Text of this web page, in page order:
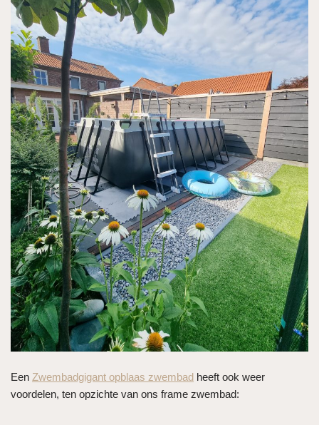
Een Zwembadgigant opblaas zwembad heeft ook weer
voordelen, ten opzichte van ons frame zwembad: